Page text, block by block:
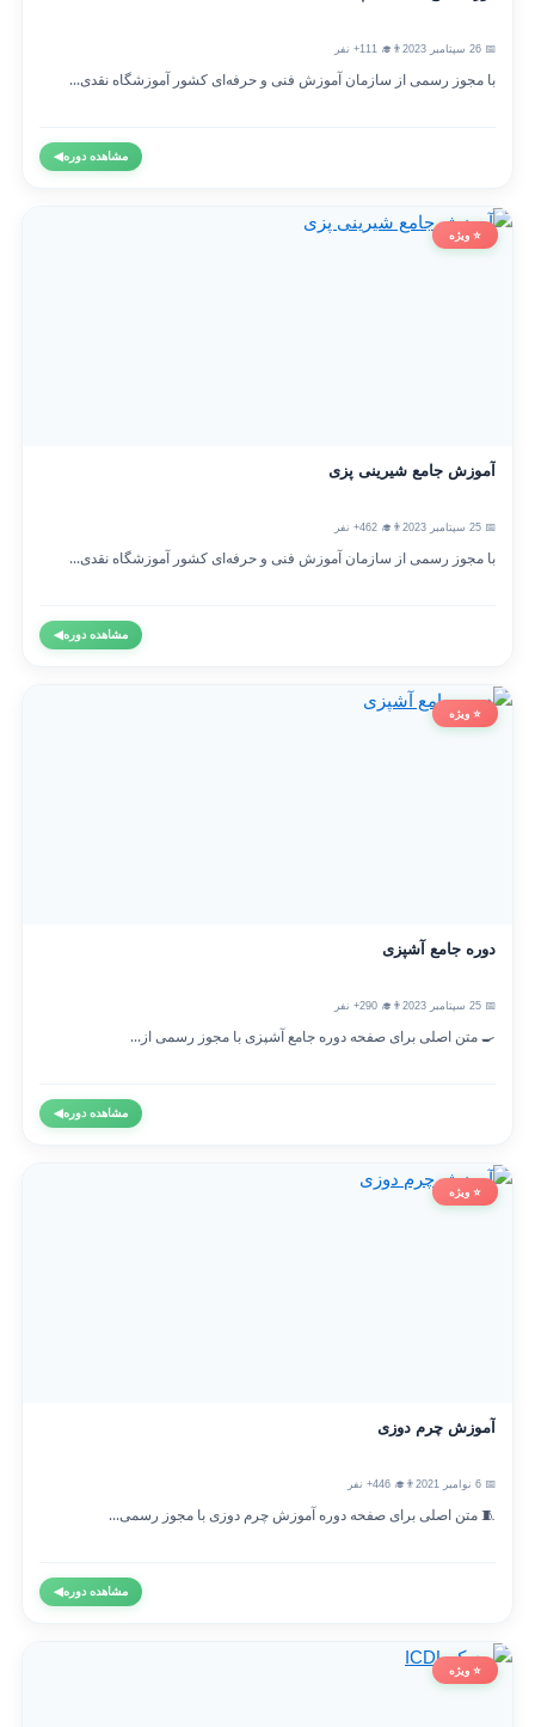
👨‍🎓 111+ نفر
با مجوز رسمی از سازمان آموزش فنی و حرفه‌ای کشور آموزشگاه نقدی...
مشاهده دوره◀
⭐ ویژه
آموزش جامع شیرینی پزی
👨‍🎓 462+ نفر
با مجوز رسمی از سازمان آموزش فنی و حرفه‌ای کشور آموزشگاه نقدی...
مشاهده دوره◀
⭐ ویژه
دوره جامع آشپزی
👨‍🎓 290+ نفر
🍳 متن اصلی برای صفحه دوره جامع آشپزی با مجوز رسمی از...
مشاهده دوره◀
⭐ ویژه
آموزش چرم دوزی
👨‍🎓 446+ نفر
🧵 متن اصلی برای صفحه دوره آموزش چرم دوزی با مجوز رسمی...
مشاهده دوره◀
⭐ ویژه